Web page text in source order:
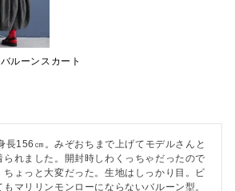
ルーンスカート
長156㎝。みぞおちまで上げてモデルさんと
られました。開封時しわくっちゃだったので
ちょっと大変だった。生地はしっかり目。ビ
マリリンモンローにならないバルーン型。